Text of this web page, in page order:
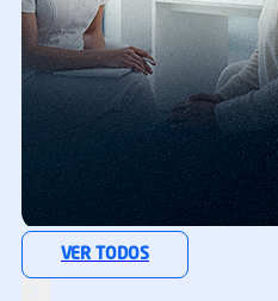
Especialização
Pós digital
Psicologia Hospitalar
VER TODOS